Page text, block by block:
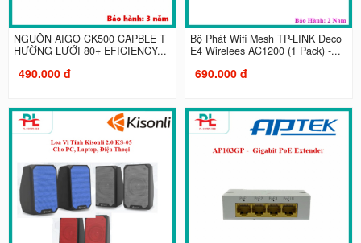
NGUỒN AIGO CK500 CAPBLE T
HƯỜNG LƯỚI 80+ EFICIENCY...
490.000 đ
Bộ Phát Wifi Mesh TP-LINK Deco
E4 Wirelees AC1200 (1 Pack) -...
690.000 đ